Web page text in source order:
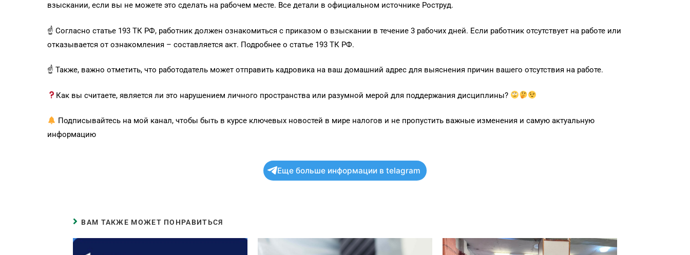
взыскании, если вы не можете это сделать на рабочем месте. Все детали в официальном источнике Роструд.
☝️ Согласно статье 193 ТК РФ, работник должен ознакомиться с приказом о взыскании в течение 3 рабочих дней. Если работник отсутствует на работе или
отказывается от ознакомления – составляется акт. Подробнее о статье 193 ТК РФ.
☝️ Также, важно отметить, что работодатель может отправить кадровика на ваш домашний адрес для выяснения причин вашего отсутствия на работе.
Как вы считаете, является ли это нарушением личного пространства или разумной мерой для поддержания дисциплины?
Подписывайтесь на мой канал, чтобы быть в курсе ключевых новостей в мире налогов и не пропустить важные изменения и самую актуальную
информацию
Еще больше информации в telagram
ВАМ ТАКЖЕ МОЖЕТ ПОНРАВИТЬСЯ